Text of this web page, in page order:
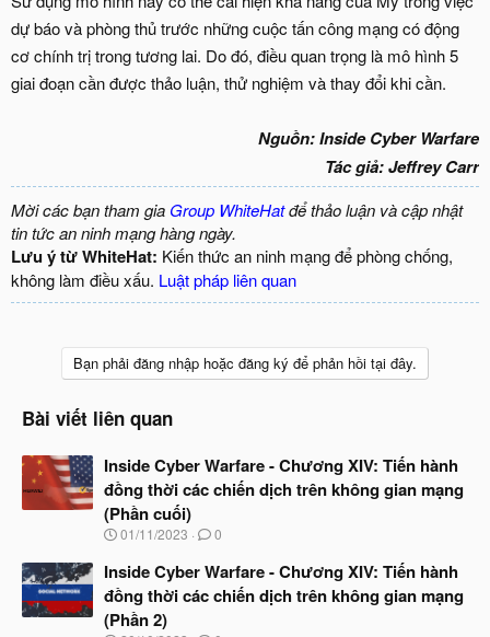
dự báo và phòng thủ trước những cuộc tấn công mạng có động
cơ chính trị trong tương lai. Do đó, điều quan trọng là mô hình 5
giai đoạn cần được thảo luận, thử nghiệm và thay đổi khi cần.
Nguồn: Inside Cyber Warfare
Tác giả: Jeffrey Carr
Mời các bạn tham gia Group WhiteHatđể thảo luận và cập nhật
tin tức an ninh mạng hàng ngày.
Lưu ý từ WhiteHat: Kiến thức an ninh mạng để phòng chống,
không làm điều xấu. Luật pháp liên quan
Bạn phải đăng nhập hoặc đăng ký để phản hồi tại đây.
Bài viết liên quan
Inside Cyber Warfare - Chương XIV: Tiến hành
đồng thời các chiến dịch trên không gian mạng
(Phần cuối)
N
à
b
ắ
01/11/2023 0
Inside Cyber Warfare - Chương XIV: Tiến hành
đồng thời các chiến dịch trên không gian mạng
(Phần 2)